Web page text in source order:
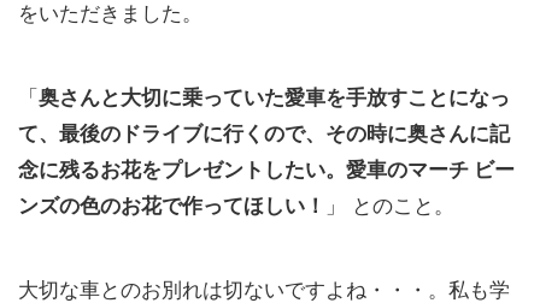
をいただきました。
「 奥さんと大切に乗っていた愛車を手放すことになっ
て、最後のドライブに行くので、その時に奥さんに記
念に残るお花をプレゼントしたい。愛車のマーチ ビー
ンズの色のお花で作ってほしい！
」 とのこと。
大切な車とのお別れは切ないですよね・・・。私も学